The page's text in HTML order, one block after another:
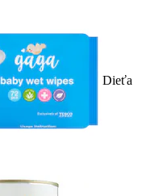
Dieťa